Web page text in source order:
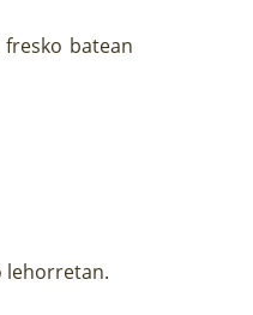
batean
lehorretan.